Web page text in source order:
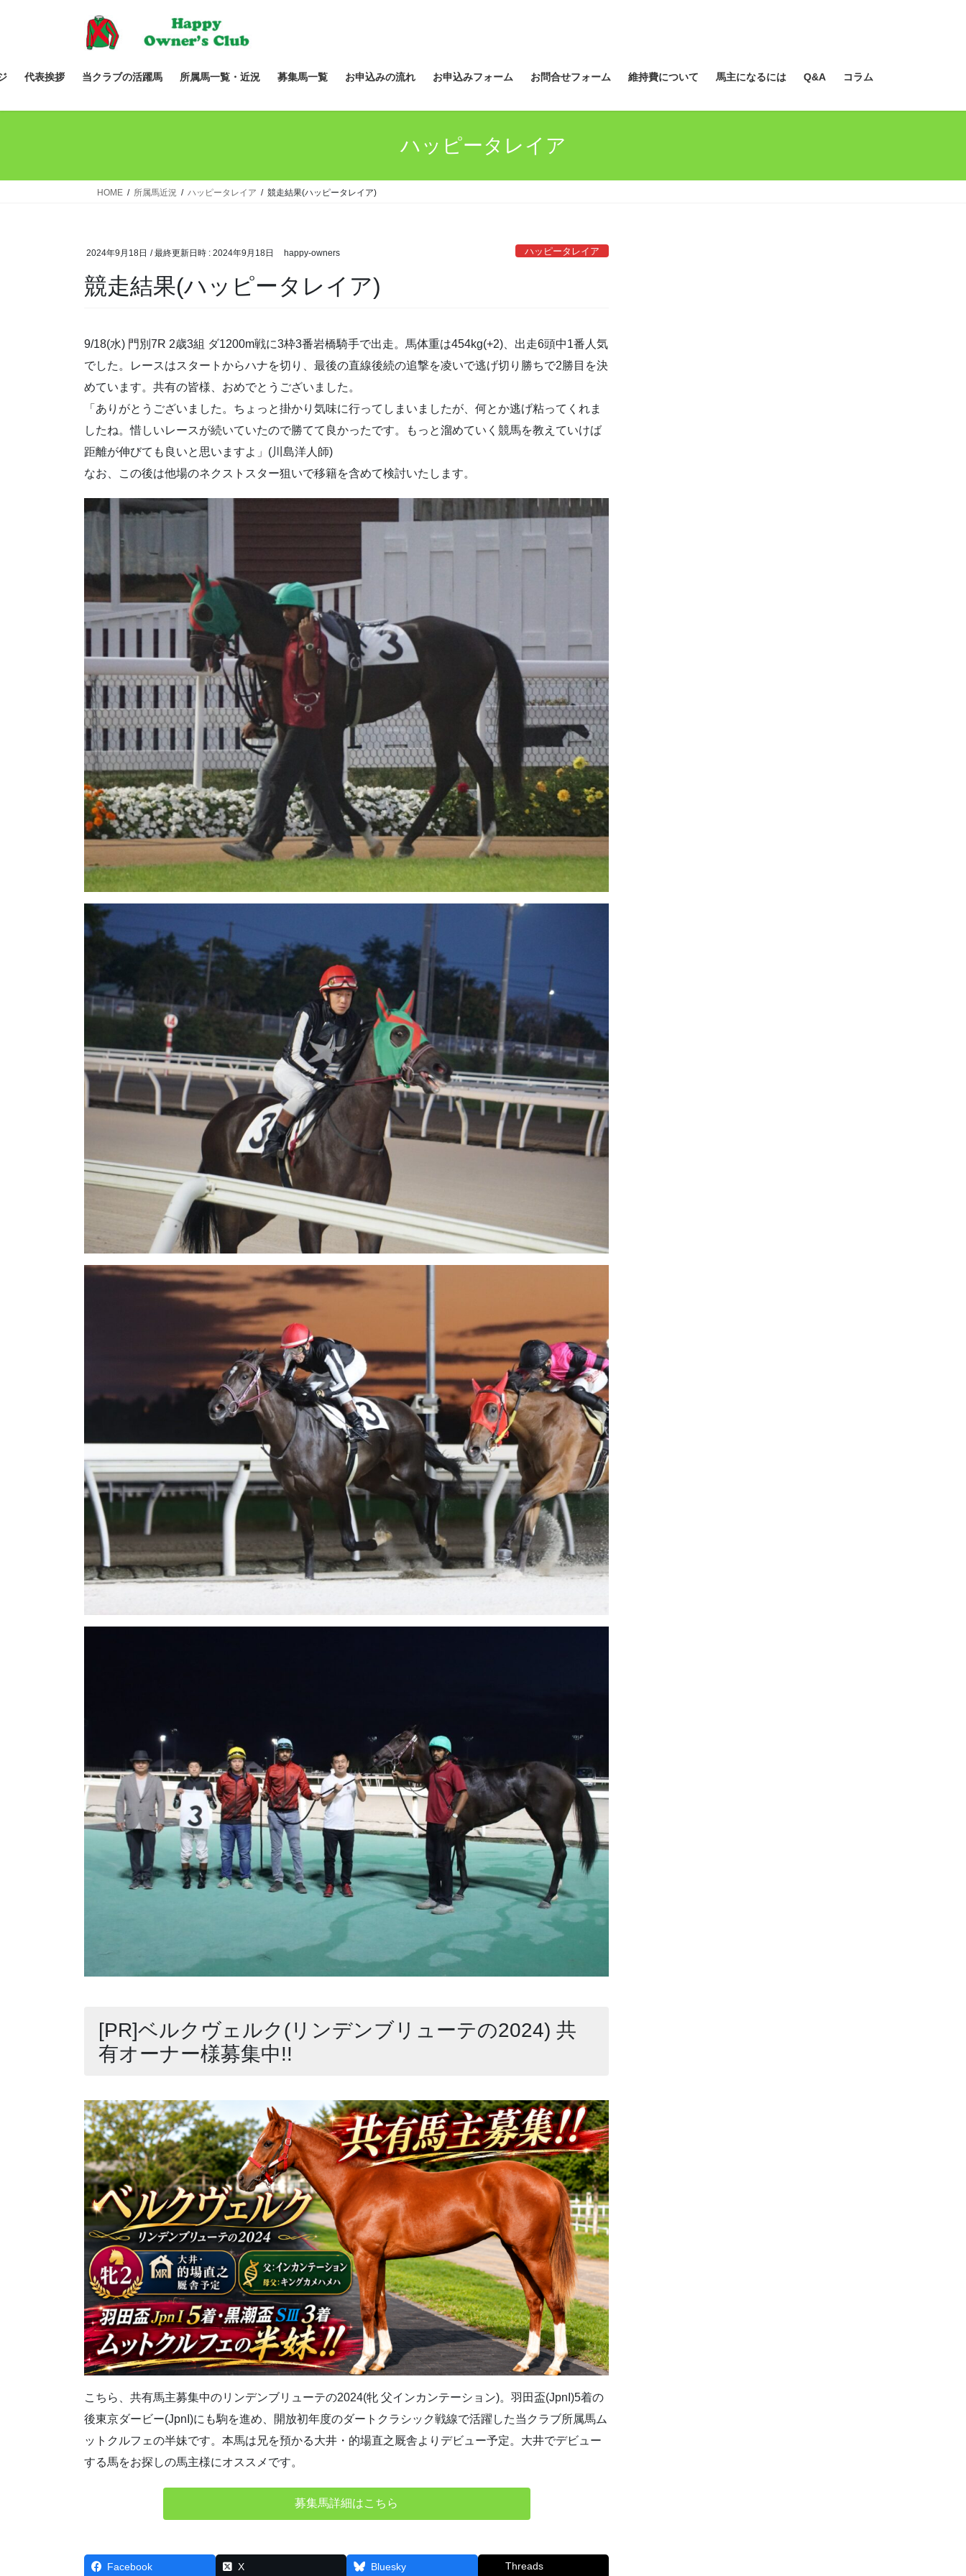
ツ
ス
シ
ン
代表挨拶 当クラブの活躍馬 所属馬一覧・近況 募集馬一覧 お申込みの流れ お申込みフォーム お問合せフォーム 維持費について 馬主になるには Q&A コラム
ハッピータレイア
HOME 所属馬近況 ハッピータレイア 競走結果(ハッピータレイア)
2024年9月18日 / 最終更新日時 : 2024年9月18日 happy-owners ハッピータレイア
競走結果(ハッピータレイア)
9/18(水) 門別7R 2歳3組 ダ1200m戦に3枠3番岩橋騎手で出走。馬体重は454kg(+2)、出走6頭中1番人気
でした。レースはスタートからハナを切り、最後の直線後続の追撃を凌いで逃げ切り勝ちで2勝目を決
めています。共有の皆様、おめでとうございました。
「ありがとうございました。ちょっと掛かり気味に行ってしまいましたが、何とか逃げ粘ってくれま
したね。惜しいレースが続いていたので勝てて良かったです。もっと溜めていく競馬を教えていけば
距離が伸びても良いと思いますよ」(川島洋人師)
なお、この後は他場のネクストスター狙いで移籍を含めて検討いたします。
[PR]ベルクヴェルク(リンデンブリューテの2024) 共
有オーナー様募集中!!
こちら、共有馬主募集中のリンデンブリューテの2024(牝 父インカンテーション)。羽田盃(JpnI)5着の
後東京ダービー(JpnI)にも駒を進め、開放初年度のダートクラシック戦線で活躍した当クラブ所属馬ム
ットクルフェの半妹です。本馬は兄を預かる大井・的場直之厩舎よりデビュー予定。大井でデビュー
する馬をお探しの馬主様にオススメです。
募集馬詳細はこちら
Facebook X Bluesky Threads